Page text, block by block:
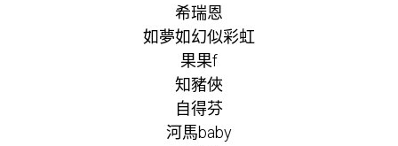
希瑞恩
如夢如幻似彩虹
果果f
知豬俠
自得芬
河馬baby